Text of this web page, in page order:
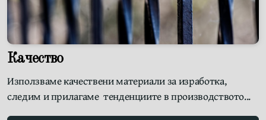
Качество
Използваме качествени материали за изработка,
следим и прилагаме тенденциите в производството...